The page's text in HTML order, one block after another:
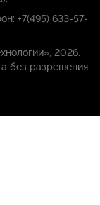
+7(495) 633-57-
2026.
без разрешения